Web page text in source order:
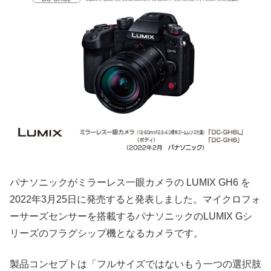
パナソニックがミラーレス一眼カメラの LUMIX GH6 を
2022年3月25日に発売すると発表しました。マイクロフォ
ーサーズセンサーを搭載するパナソニックのLUMIX Gシ
リーズのフラグシップ機となるカメラです。
製品コンセプトは「フルサイズではないもう一つの選択肢